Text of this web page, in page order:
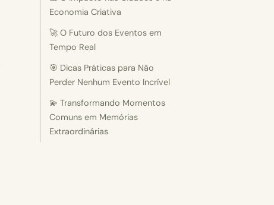
Economia Criativa
🚀 O Futuro dos Eventos em
Tempo Real
🎯 Dicas Práticas para Não
Perder Nenhum Evento Incrível
💫 Transformando Momentos
Comuns em Memórias
Extraordinárias